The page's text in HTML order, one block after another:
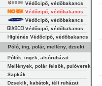
Védőcipő, védőbakancs
Védőcipő, védőbakancs
Védőcipő, védőbakancs
Védőcipő, védőbakancs
Higiénés Védőcipő, védőbakancs
Póló, ing, polár, mellény, dzseki
Pólók, ingek, alsóruházat
Mellények, polár felsők, pulóverek
Sapkák
Dzsekik, kabátok, téli ruházat